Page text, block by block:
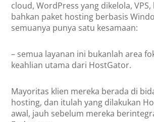
cloud, WordPress yang dikelola,
bahkan paket hosting berbasis
semuanya punya satu kesamaan:
– semua layanan ini bukanlah area
keahlian utama dari HostGator.
Mayoritas klien mereka berada di
hosting, dan itulah yang dilakukan
awal, jauh sebelum mereka